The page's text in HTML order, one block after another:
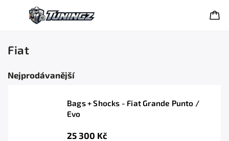
Fiat
Nejprodávanější
Bags + Shocks - Fiat Grande Punto /
Evo
25 300 Kč